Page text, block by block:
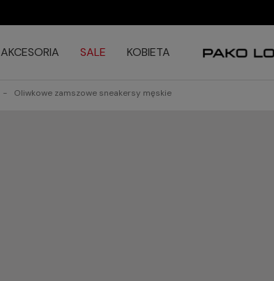
AKCESORIA SALE KOBIETA
Oliwkowe zamszowe sneakersy męskie